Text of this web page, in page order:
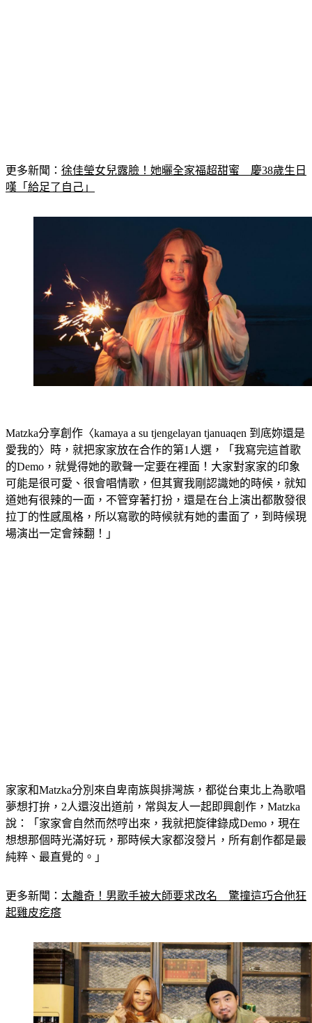
更多新聞： 徐佳瑩女兒露臉！她曬全家福超甜蜜　慶38歲生日
嘆「給足了自己」
Matzka分享創作〈kamaya a su tjengelayan tjanuaqen 到底妳還是
愛我的〉時，就把家家放在合作的第1人選，「我寫完這首歌
的Demo，就覺得她的歌聲一定要在裡面！大家對家家的印象
可能是很可愛、很會唱情歌，但其實我剛認識她的時候，就知
道她有很辣的一面，不管穿著打扮，還是在台上演出都散發很
拉丁的性感風格，所以寫歌的時候就有她的畫面了，到時候現
場演出一定會辣翻！」
家家和Matzka分別來自卑南族與排灣族，都從台東北上為歌唱
夢想打拚，2人還沒出道前，常與友人一起即興創作，Matzka
說：「家家會自然而然哼出來，我就把旋律錄成Demo，現在
想想那個時光滿好玩，那時候大家都沒發片，所有創作都是最
純粹、最直覺的。」
更多新聞： 太離奇！男歌手被大師要求改名　驚撞這巧合他狂
起雞皮疙瘩